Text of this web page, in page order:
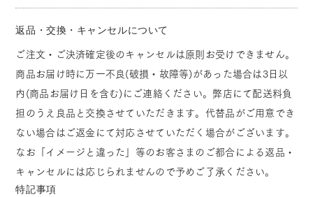
返品・交換・キャンセルについて
ご注文・ご決済確定後のキャンセルは原則お受けできません。
商品お届け時に万一不良(破損・故障等)があった場合は3日以
内(商品お届け日を含む)にご連絡ください。弊店にて配送料負
担のうえ良品と交換させていただきます。代替品がご用意でき
ない場合はご返金にて対応させていただく場合がございます。
なお「イメージと違った」等のお客さまのご都合による返品・
キャンセルには応じられませんので予めご了承ください。
特記事項